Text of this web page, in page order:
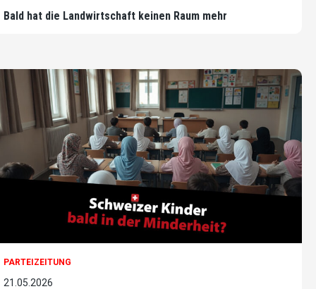
Bald hat die Landwirtschaft keinen Raum mehr
PARTEIZEITUNG
21.05.2026